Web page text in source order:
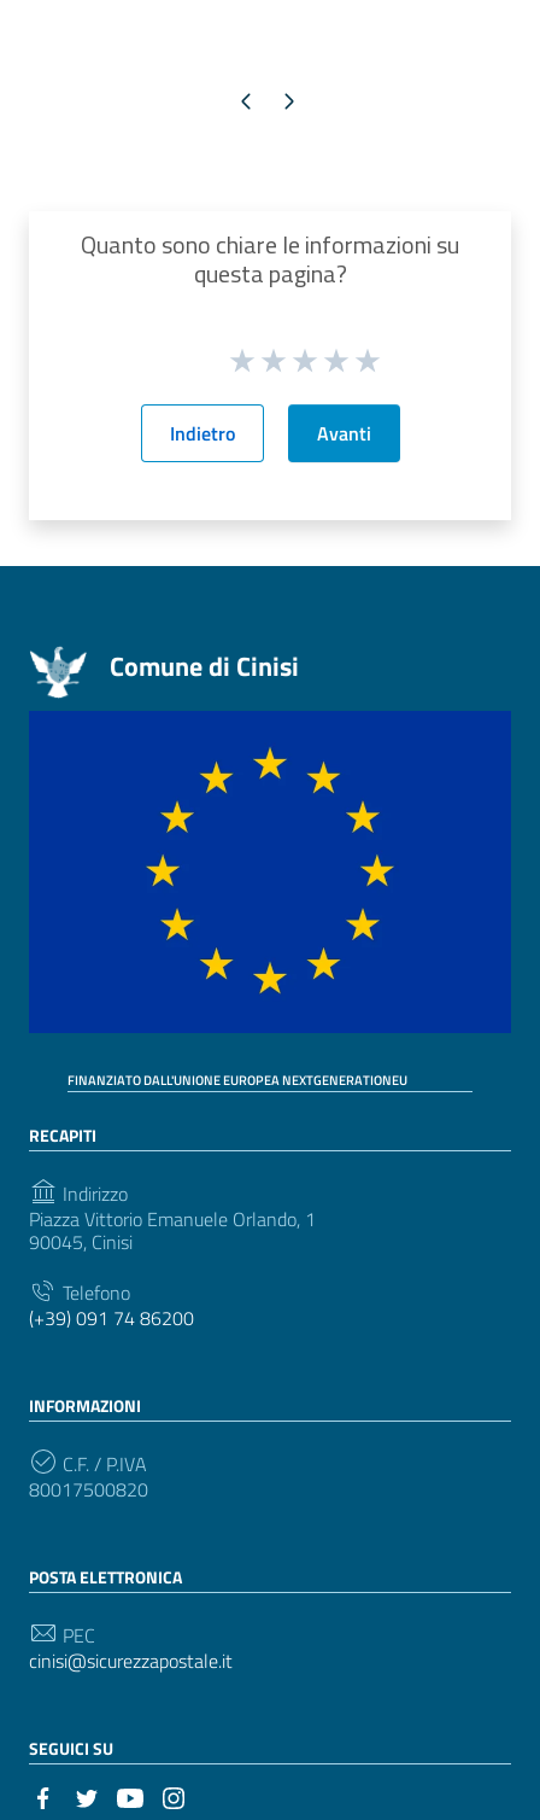
Pagina precedente
Pagina successiva
Quanto sono chiare le informazioni su
questa pagina?
Indietro Avanti
Comune di Cinisi
FINANZIATO DALL'UNIONE EUROPEA NEXTGENERATIONEU
RECAPITI
Indirizzo
Piazza Vittorio Emanuele Orlando, 1
90045, Cinisi
Telefono
(+39) 091 74 86200
INFORMAZIONI
C.F. / P.IVA
80017500820
POSTA ELETTRONICA
PEC
cinisi@sicurezzapostale.it
SEGUICI SU